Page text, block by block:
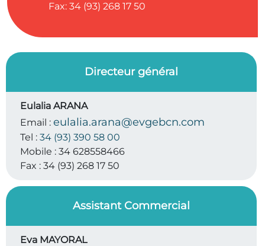
Fax: 34 (93) 268 17 50
Directeur général
Eulalia ARANA
Email : eulalia.arana@evgebcn.com
Tel : 34 (93) 390 58 00
Mobile : 34 628558466
Fax : 34 (93) 268 17 50
Assistant Commercial
Eva MAYORAL